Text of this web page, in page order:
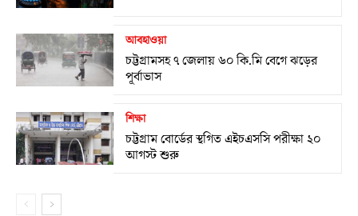
আবহাওয়া
চট্টগ্রামসহ ৭ জেলায় ৬০ কি.মি বেগে ঝড়ের
পূর্বাভাস
শিক্ষা
চট্টগ্রাম বোর্ডের স্থগিত এইচএসসি পরীক্ষা ২০
আগস্ট শুরু